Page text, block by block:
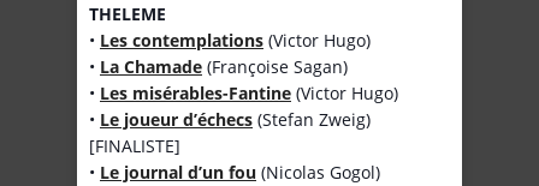
THELEME
• Les contemplations (Victor Hugo)
• La Chamade (Françoise Sagan)
• Les misérables-Fantine (Victor Hugo)
• Le joueur d’échecs (Stefan Zweig)
[FINALISTE]
• Le journal d’un fou (Nicolas Gogol)